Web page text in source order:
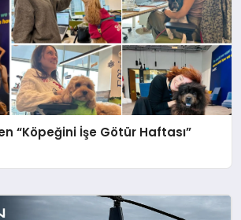
“Köpeğini İşe Götür Haftası”